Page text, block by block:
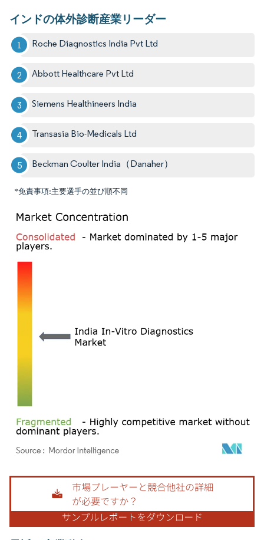
インドの体外診断産業リーダー
Roche Diagnostics India Pvt Ltd
Abbott Healthcare Pvt Ltd
Siemens Healthineers India
Transasia Bio-Medicals Ltd
Beckman Coulter India（Danaher）
*免責事項:主要選手の並び順不同
画像 © Mordor Intelligence。再利用にはCC BY 4.0の表示が必要です。